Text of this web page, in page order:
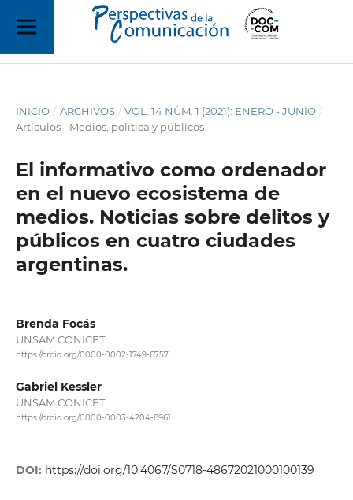
INICIO / ARCHIVOS / VOL. 14 NÚM. 1 (2021): ENERO - JUNIO /
Artículos - Medios, política y públicos
El informativo como ordenador
en el nuevo ecosistema de
medios. Noticias sobre delitos y
públicos en cuatro ciudades
argentinas.
Brenda Focás
UNSAM CONICET
https://orcid.org/0000-0002-1749-6757
Gabriel Kessler
UNSAM CONICET
https://orcid.org/0000-0003-4204-8961
DOI: https://doi.org/10.4067/S0718-48672021000100139